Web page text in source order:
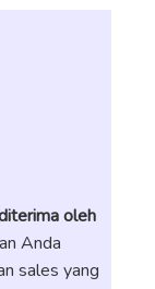
oleh
Anda
sales yang